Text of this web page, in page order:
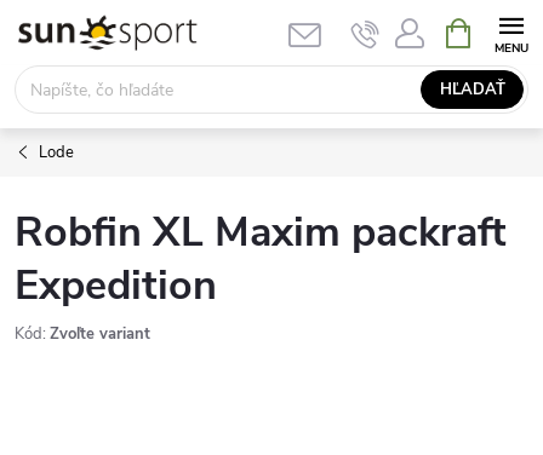
obsah
HĽADAŤ
KOŠÍK
Lode
Robfin XL Maxim packraft
Expedition
Kód: Zvoľte variant